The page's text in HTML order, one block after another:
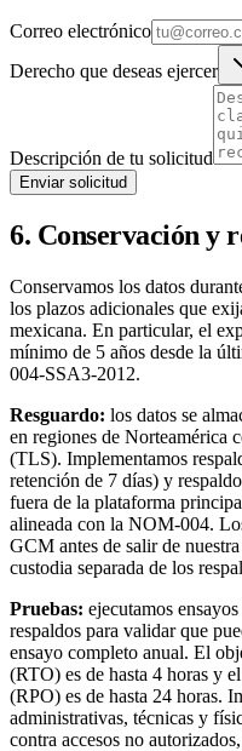
Correo electrónico
Derecho que deseas ejercer
Descripción de tu solicitud
Enviar solicitud
6. Conservación y
Conservamos los datos
los plazos adicionales que
mexicana. En particular, el
mínimo de 5 años desde la
004-SSA3-2012.
Resguardo: los datos se
en regiones de Norteamérica
(TLS). Implementamos
retención de 7 días) y
fuera de la plataforma
alineada con la NOM-004.
GCM antes de salir de
custodia separada de los
Pruebas: ejecutamos
respaldos para validar que
ensayo completo anual. El
(RTO) es de hasta 4 horas y
(RPO) es de hasta 24 horas.
administrativas, técnicas y
contra accesos no